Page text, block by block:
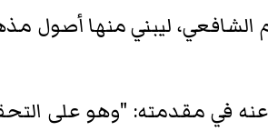
الشافعي، ليبني منها أصول
في مقدمته: "وهو على